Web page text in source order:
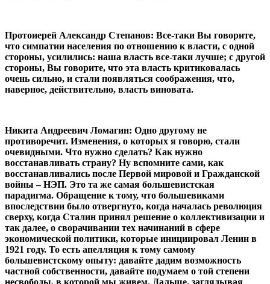
Протоиерей Александр Степанов: Все-таки Вы говорите,
что симпатии населения по отношению к власти, с одной
стороны, усилились: наша власть все-таки лучше; с другой
стороны, Вы говорите, что эта власть критиковалась
очень сильно, и стали появляться соображения, что,
наверное, действительно, власть виновата.
Никита Андреевич Ломагин: Одно другому не
противоречит. Изменения, о которых я говорю, стали
очевидными. Что нужно сделать? Как нужно
восстанавливать страну? Ну вспомните сами, как
восстанавливались после Первой мировой и Гражданской
войны – НЭП. Это та же самая большевистская
парадигма. Обращение к тому, что большевиками
впоследствии было отвергнуто, когда началась революция
сверху, когда Сталин принял решение о коллективизации и
так далее, о сворачивании тех начинаний в сфере
экономической политики, которые инициировал Ленин в
1921 году. То есть апелляция к тому самому
большевистскому опыту: давайте дадим возможность
частной собственности, давайте подумаем о той степени
несвободы, в которой мы живем. Дальше, заглядывая